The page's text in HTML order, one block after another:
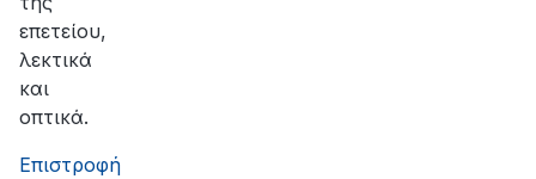
επετείου,
λεκτικά
και
οπτικά.
Επιστροφή